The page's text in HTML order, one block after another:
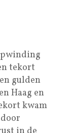
tekort
gulden
Haag en
kwam